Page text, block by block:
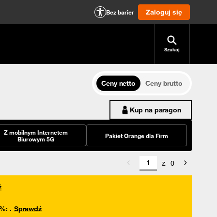
Bez barier Zaloguj się
Szukaj
Ceny netto
Ceny brutto
Kup na paragon
Z mobilnym Internetem
Biurowym 5G
Pakiet Orange dla Firm
z 0
: . Sprawdź